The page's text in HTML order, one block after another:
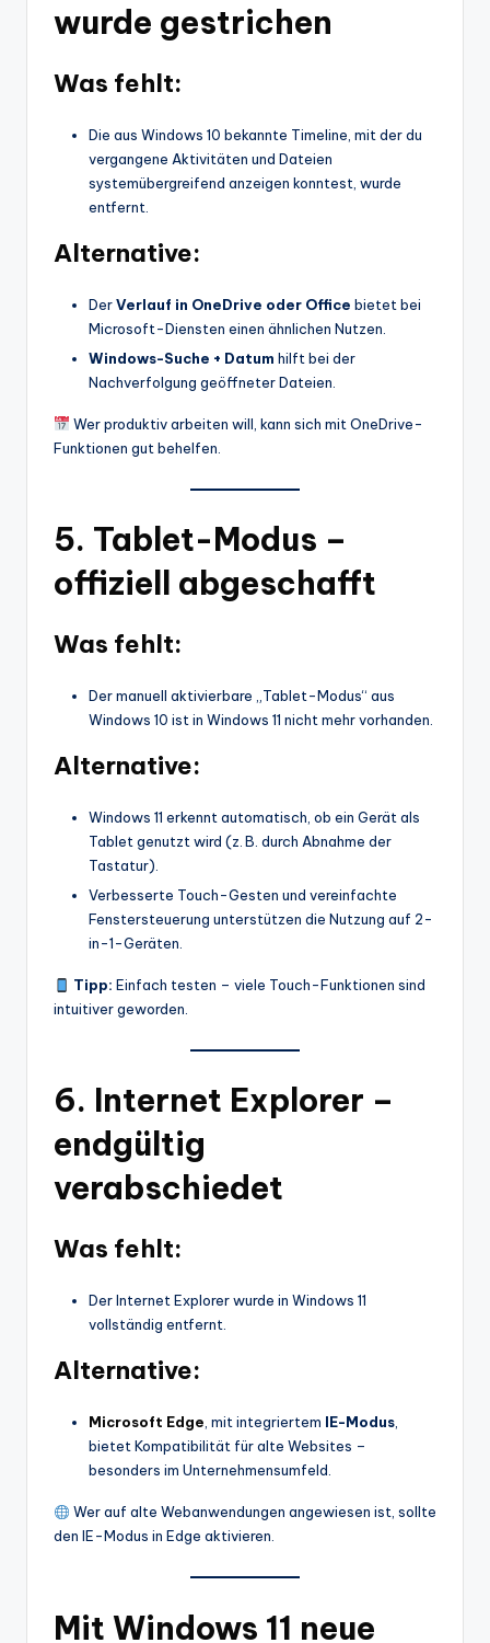
wurde gestrichen
Was fehlt:
Die aus Windows 10 bekannte Timeline, mit der du
vergangene Aktivitäten und Dateien
systemübergreifend anzeigen konntest, wurde
entfernt.
Alternative:
DerVerlauf in OneDrive oder Office bietet bei
Microsoft-Diensten einen ähnlichen Nutzen.
Windows-Suche + Datum hilft bei der
Nachverfolgung geöffneter Dateien.
Wer produktiv arbeiten will, kann sich mit OneDrive-
Funktionen gut behelfen.
5. Tablet-Modus –
offiziell abgeschafft
Was fehlt:
Der manuell aktivierbare „Tablet-Modus“ aus
Windows 10 ist in Windows 11 nicht mehr vorhanden.
Alternative:
Windows 11 erkennt automatisch, ob ein Gerät als
Tablet genutzt wird (z. B. durch Abnahme der
Tastatur).
Verbesserte Touch-Gesten und vereinfachte
Fenstersteuerung unterstützen die Nutzung auf 2-
in-1-Geräten.
Tipp: Einfach testen – viele Touch-Funktionen sind
intuitiver geworden.
6. Internet Explorer –
endgültig
verabschiedet
Was fehlt:
Der Internet Explorer wurde in Windows 11
vollständig entfernt.
Alternative:
Microsoft Edge, mit integriertem IE-Modus,
bietet Kompatibilität für alte Websites –
besonders im Unternehmensumfeld.
Wer auf alte Webanwendungen angewiesen ist, sollte
den IE-Modus in Edge aktivieren.
Mit Windows 11 neue